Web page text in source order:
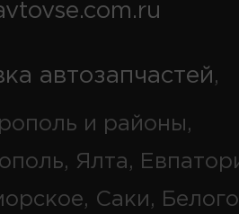
автозапчастей,
и районы,
Ялта,
Саки,